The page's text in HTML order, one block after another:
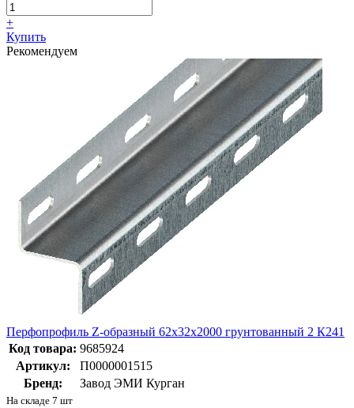
+
Купить
Рекомендуем
Перфопрофиль Z-образный 62х32х2000 грунтованный 2 К241
Код товара: 9685924
Артикул:
П0000001515
Бренд:
Завод ЭМИ Курган
На складе 7 шт